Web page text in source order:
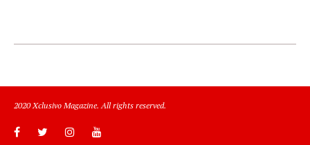
2020 Xclusivo Magazine. All rights reserved.